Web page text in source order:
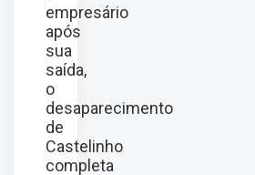
empresário
após
sua
saída,
o
desaparecimento
de
Castelinho
completa